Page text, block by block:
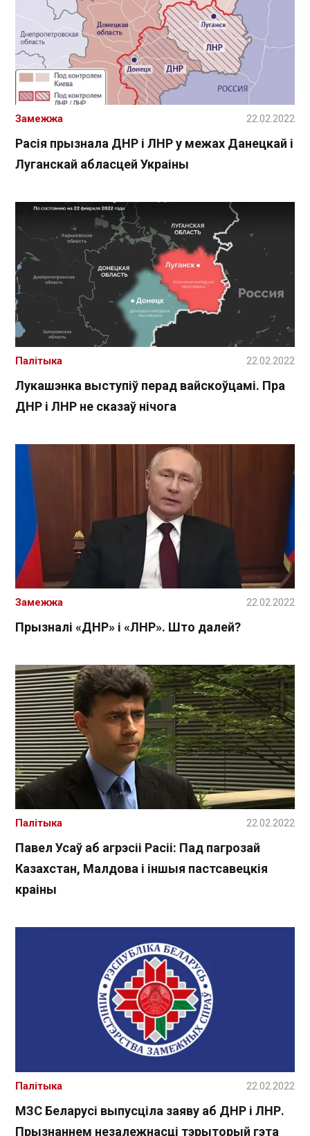
Расія прызнала ДНР і ЛНР у межах Данецкай і
Луганскай абласцей Украіны
Замежжа 22.02.2022
Лукашэнка выступіў перад вайскоўцамі. Пра
ДНР і ЛНР не сказаў нічога
Палітыка 22.02.2022
Прызналі «ДНР» і «ЛНР». Што далей?
Замежжа 22.02.2022
Павел Усаў аб агрэсіі Расіі: Пад пагрозай
Казахстан, Малдова і іншыя пастсавецкія
краіны
Палітыка 22.02.2022
МЗС Беларусі выпусціла заяву аб ДНР і ЛНР.
Прызнаннем незалежнасці тэрыторый гэта
Палітыка 22.02.2022